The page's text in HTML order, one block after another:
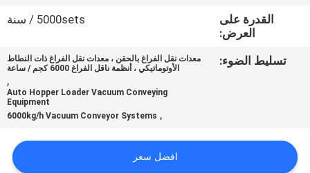
الجودة
اتصل
اطلب
اقتباس
القدرة على
العرض:
5000sets / سنة
تسليط الضوء:
معدات نقل الفراغ بالحقن ، معدات نقل الفراغ ذات النطاط
الأوتوماتيكي ، أنظمة ناقل الفراغ 6000 كجم / ساعة
,
Auto Hopper Loader Vacuum Conveying
Equipment
,
6000kg/h Vacuum Conveyor Systems
افضل سعر